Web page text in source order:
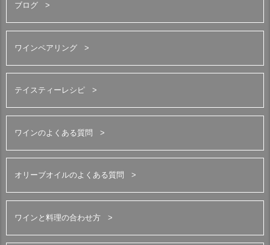
ブログ
ワインペアリング
テイスティーレシピ
ワインのよくある質問
オリーブオイルのよくある質問
ワインと料理の合わせ方